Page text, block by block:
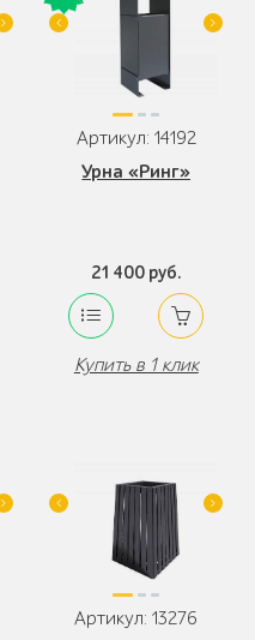
Артикул: 14192
Урна «Ринг»
21 400 руб.
Купить в 1 клик
Артикул: 13276